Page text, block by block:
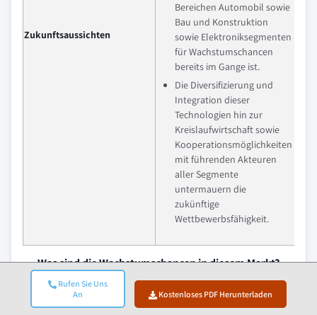
Rufen Sie Uns
An
Kostenloses PDF Herunterladen
Zukunftsaussichten
Bereichen Automobil sowie
Bau und Konstruktion
sowie Elektroniksegmenten
für Wachstumschancen
bereits im Gange ist.
Die Diversifizierung und
Integration dieser
Technologien hin zur
Kreislaufwirtschaft sowie
Kooperationsmöglichkeiten
mit führenden Akteuren
aller Segmente
untermauern die
zukünftige
Wettbewerbsfähigkeit.
Was sind die Wachstumschancen in diesem Markt?
Kostenloses PDF herunterladen